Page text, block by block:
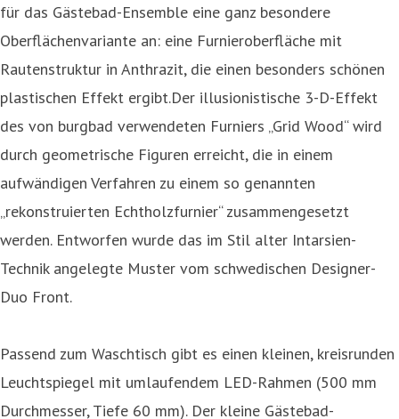
für das Gästebad-Ensemble eine ganz besondere
Oberflächenvariante an: eine Furnieroberfläche mit
Rautenstruktur in Anthrazit, die einen besonders schönen
plastischen Effekt ergibt.Der illusionistische 3-D-Effekt
des von burgbad verwendeten Furniers „Grid Wood“ wird
durch geometrische Figuren erreicht, die in einem
aufwändigen Verfahren zu einem so genannten
„rekonstruierten Echtholzfurnier“ zusammengesetzt
werden. Entworfen wurde das im Stil alter Intarsien-
Technik angelegte Muster vom schwedischen Designer-
Duo Front.
Passend zum Waschtisch gibt es einen kleinen, kreisrunden
Leuchtspiegel mit umlaufendem LED-Rahmen (500 mm
Durchmesser, Tiefe 60 mm). Der kleine Gästebad-